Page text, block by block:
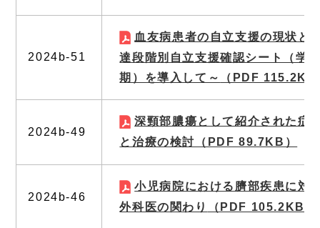
2024b-51
血友病患者の自立支援の現状と
達段階別自立支援確認シート（学
期）を導入して～
（PDF 115.2KB
2024b-49
深頸部膿瘍として紹介された症
と治療の検討 （PDF 89.7KB）
2024b-46
小児病院における臍部疾患に対
外科医の関わり
（PDF 105.2KB）